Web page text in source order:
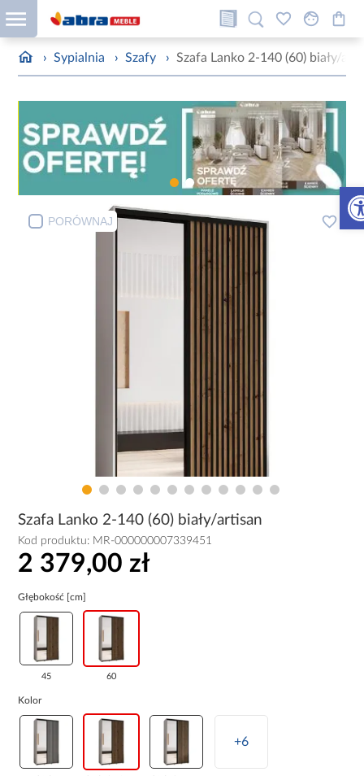
› Sypialnia › Szafy › Szafa Lanko 2-140 (60) biały/
PORÓWNAJ
Szafa Lanko 2-140 (60) biały/artisan
Kod produktu: MR-000000007339451
2 379,00 zł
Głębokość [cm]
45 60
Kolor
+6